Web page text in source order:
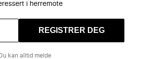
i herremote
REGISTRER DEG
kan alltid melde